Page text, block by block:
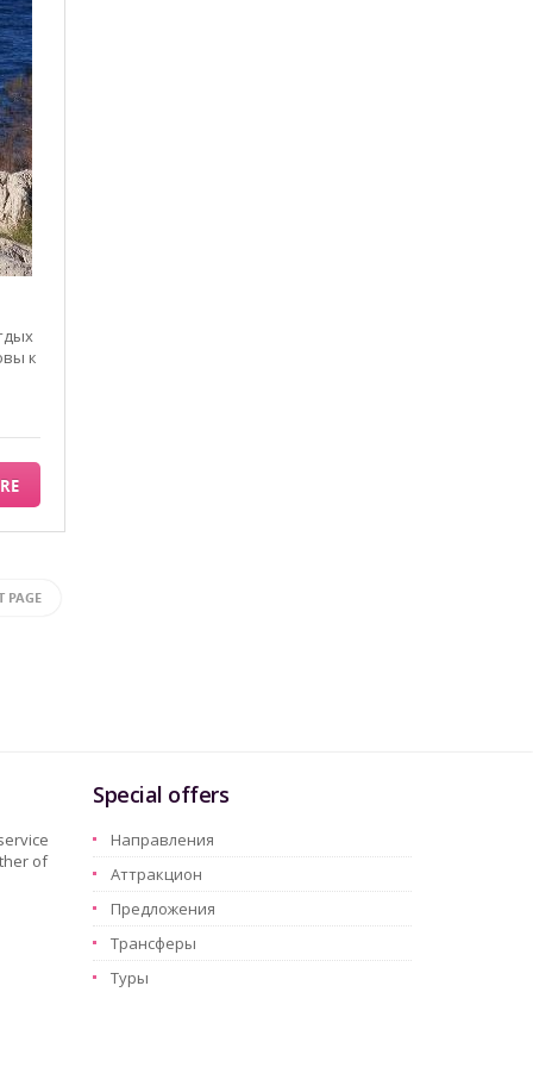
к
PAGE
of
Special offers
Hаправления
Aттракцион
Предложения
Трансферы
Туры